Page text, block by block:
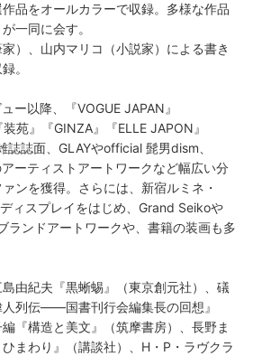
品をオールカラーで収録。多様な作品
一同に会す。
）、山内マリコ（小説家）による書き
。
ー以降、『VOGUE JAPAN』
苑』『GINZA』『ELLE JAPON』
誌誌面、GLAYやofficial 髭男dism、
ーティストアートワークなど幅広い分
ンを獲得。さらには、新宿ルミネ・
ィスプレイをはじめ、Grand Seikoや
ランドアートワークや、書籍の装画も多
由紀夫『黒蜥蜴』（東京創元社）、礒
列伝――国書刊行会編集長の回想』
編『構造と美文』（筑摩書房）、長野ま
まわり』（講談社）、H・P・ラヴクラ